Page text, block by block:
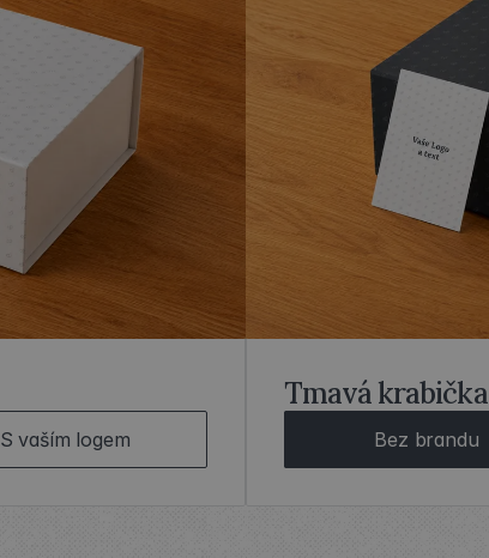
S vaším logem
Tmavá krabička
Bez brandu